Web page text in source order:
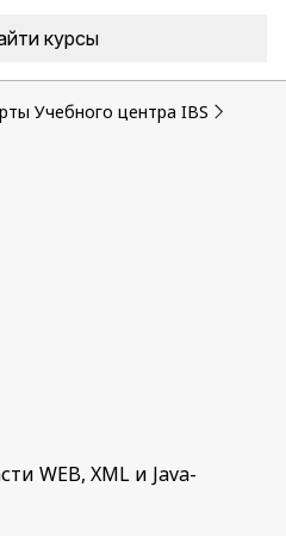
Учебного центра IBS
WEB, XML и Java-